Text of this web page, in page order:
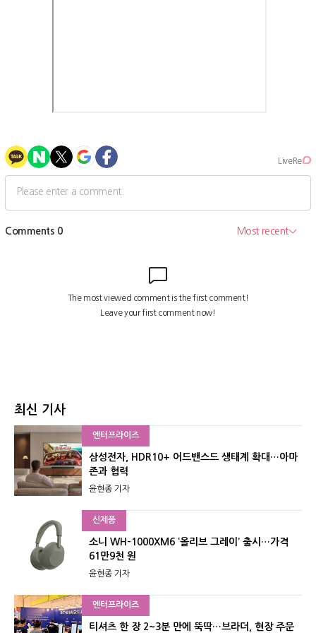
최신 기사
엔터프라이즈
삼성전자, HDR10+ 어드밴스드 생태계 확대…아마
존과 협력
윤현종 기자
신제품
소니 WH-1000XM6 ‘올리브 그레이’ 출시…가격
61만9천 원
윤현종 기자
엔터프라이즈
티셔츠 한 장 2~3분 만에 뚝딱…브라더, 현장 주문